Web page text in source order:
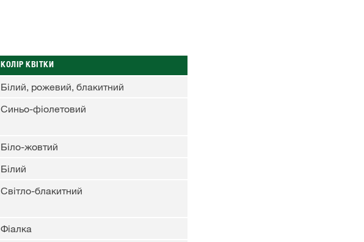
КОЛІР КВІТКИ
Білий, рожевий, блакитний
Синьо-фіолетовий
Біло-жовтий
Білий
Світло-блакитний
Фіалка